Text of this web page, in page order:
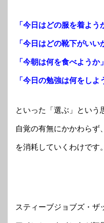
「今日はどの服を着よう
「今日はどの靴下がいい
「今朝は何を食べようか」
「今日の勉強は何をしよ
といった「選ぶ」という
自覚の有無にかかわらず
を消耗していくわけです。
スティーブジョブズ・ザ